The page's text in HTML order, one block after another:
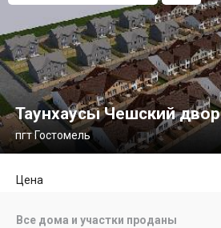
Таунхаусы Чешский двор
пгт Гостомель
Цена
Все дома и участки проданы